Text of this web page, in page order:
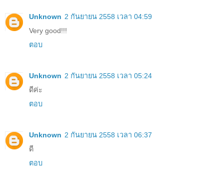
Unknown 2 กันยายน 2558 เวลา 04:59
Very good!!!
ตอบ
Unknown 2 กันยายน 2558 เวลา 05:24
ดีค่ะ
ตอบ
Unknown 2 กันยายน 2558 เวลา 06:37
ดี
ตอบ